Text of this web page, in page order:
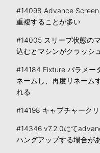
#14098 Advance
重複することが多い
#14005 スリープ状態の
込むとマシンがクラッシ
#14184 Fixture パラメー
ネームし、再度リネーム
れる
#14198 キャプチャーク
#14346 v7.2.0にて
ハングアップする場合が